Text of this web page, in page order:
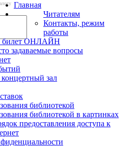
Главная
Читателям
Контакты, режим
работы
билет ОНЛАЙН
задаваемые вопросы
зал
библиотекой
библиотекой в картинках
предоставления доступа к